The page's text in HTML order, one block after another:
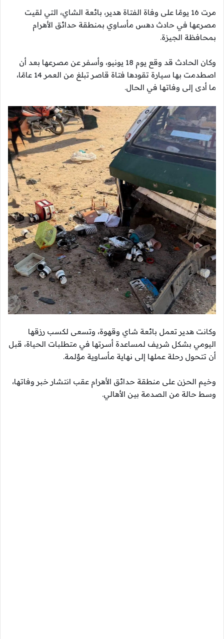
مرت 16 يومًا على وفاة الفتاة هدير، بائعة الشاي، التي لقيت
مصرعها في حادث دهس مأساوي بمنطقة حدائق الأهرام
بمحافظة الجيزة.
وكان الحادث قد وقع يوم 18 يونيو، وأسفر عن مصرعها بعد أن
اصطدمت بها سيارة تقودها فتاة قاصر تبلغ من العمر 14 عامًا،
ما أدى إلى وفاتها في الحال.
وكانت هدير تعمل بائعة شاي وقهوة، وتسعى لكسب رزقها
اليومي بشكل شريف لمساعدة أسرتها في متطلبات الحياة، قبل
أن تتحول رحلة عملها إلى نهاية مأساوية مؤلمة.
وخيم الحزن على منطقة حدائق الأهرام عقب انتشار خبر وفاتها،
وسط حالة من الصدمة بين الأهالي.